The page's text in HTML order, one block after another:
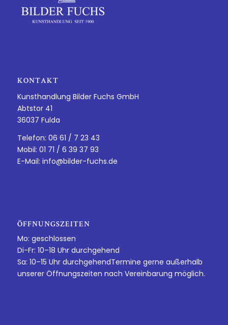
KONTAKT
Kunsthandlung Bilder Fuchs GmbH
Abtstor 41
36037 Fulda
Telefon: 06 61 / 7 23 43
Mobil: 01 71 / 6 39 37 93
E-Mail: info@bilder-fuchs.de
ÖFFNUNGSZEITEN
Mo: geschlossen
Di-Fr: 10–18 Uhr durchgehend
Sa: 10–15 Uhr durchgehendTermine gerne außerhalb
unserer Öffnungszeiten nach Vereinbarung möglich.